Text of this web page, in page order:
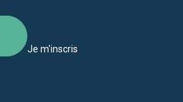
Je m'inscris